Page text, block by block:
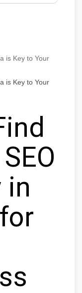
is Key to Your
is Key to Your
in